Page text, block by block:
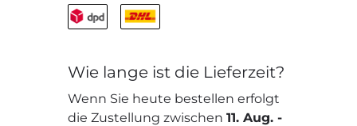
Wie lange ist die Lieferzeit?
Wenn Sie heute bestellen erfolgt
die Zustellung zwischen11. Aug. -